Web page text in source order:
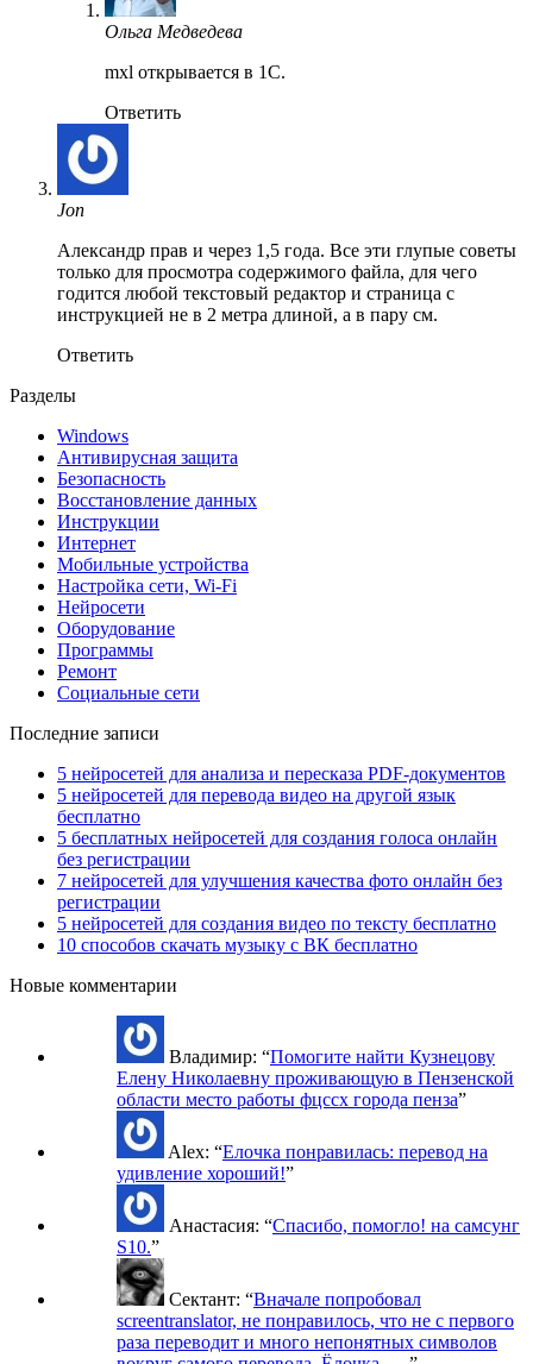
Ольга Медведева
mxl открывается в 1C.
Ответить
Jon
Александр прав и через 1,5 года. Все эти глупые советы
только для просмотра содержимого файла, для чего
годится любой текстовый редактор и страница с
инструкцией не в 2 метра длиной, а в пару см.
Ответить
Разделы
Windows
Антивирусная защита
Безопасность
Восстановление данных
Инструкции
Интернет
Мобильные устройства
Настройка сети, Wi-Fi
Нейросети
Оборудование
Программы
Ремонт
Социальные сети
Последние записи
5 нейросетей для анализа и пересказа PDF-документов
5 нейросетей для перевода видео на другой язык
бесплатно
5 бесплатных нейросетей для создания голоса онлайн
без регистрации
7 нейросетей для улучшения качества фото онлайн без
регистрации
5 нейросетей для создания видео по тексту бесплатно
10 способов скачать музыку с ВК бесплатно
Новые комментарии
Владимир: “Помогите найти Кузнецову
Елену Николаевну проживающую в Пензенской
области место работы фцссх города пенза”
Alex: “Елочка понравилась: перевод на
удивление хороший!”
Анастасия: “Спасибо, помогло! на самсунг
S10.”
Сектант: “Вначале попробовал
screentranslator, не понравилось, что не с первого
раза переводит и много непонятных символов